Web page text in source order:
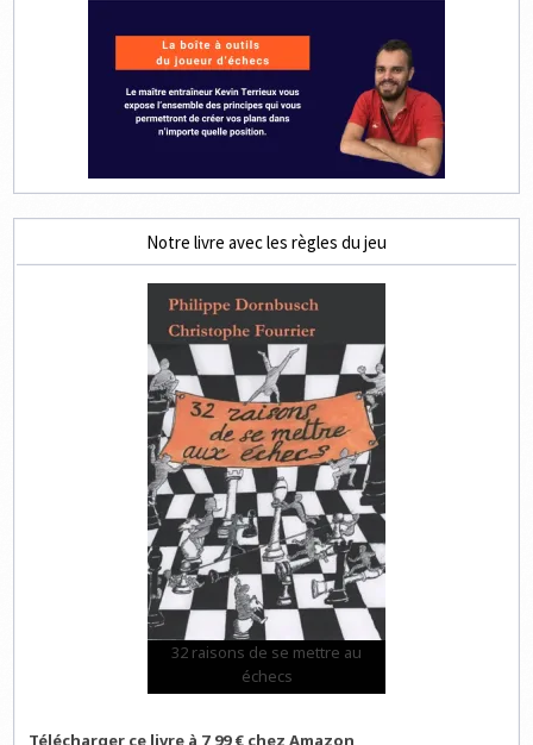
Notre livre avec les règles du jeu
32 raisons de se mettre au
échecs
Télécharger ce livre à 7,99 € chez Amazon